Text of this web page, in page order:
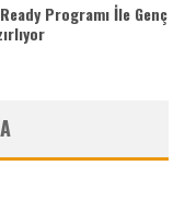
Programı İle Genç